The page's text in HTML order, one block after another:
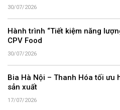
30/07/2026
Hành trình “Tiết kiệm năng
CPV Food
30/07/2026
Bia Hà Nội – Thanh Hóa tối ưu
sản xuất
17/07/2026